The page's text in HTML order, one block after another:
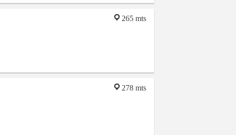
265 mts
278 mts